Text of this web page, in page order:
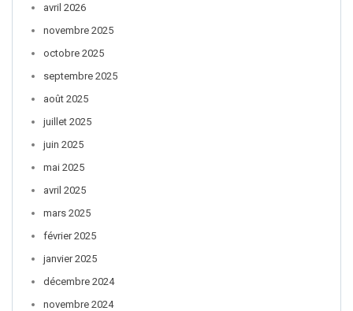
avril 2026
novembre 2025
octobre 2025
septembre 2025
août 2025
juillet 2025
juin 2025
mai 2025
avril 2025
mars 2025
février 2025
janvier 2025
décembre 2024
novembre 2024